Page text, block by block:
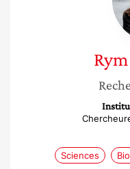
Rym
Sciences